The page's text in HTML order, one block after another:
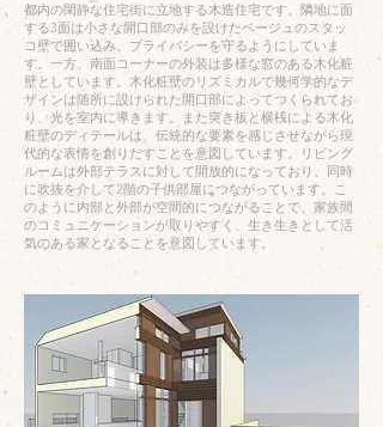
都内の閑静な住宅街に立地する木造住宅です。隣地に面
する3面は小さな開口部のみを設けたベージュのスタッ
コ壁で囲い込み、プライバシーを守るようにしていま
す。一方、南面コーナーの外装は多様な窓のある木化粧
壁としています。木化粧壁のリズミカルで幾何学的なデ
ザインは随所に設けられた開口部によってつくられてお
り、光を室内に導きます。また突き板と横桟による木化
粧壁のディテールは、伝統的な要素を感じさせながら現
代的な表情を創りだすことを意図しています。リビング
ルームは外部テラスに対して開放的になっており、同時
に吹抜を介して2階の子供部屋につながっています。こ
のように内部と外部が空間的につながることで、家族間
のコミュニケーションが取りやすく、生き生きとして活
気のある家となることを意図しています。